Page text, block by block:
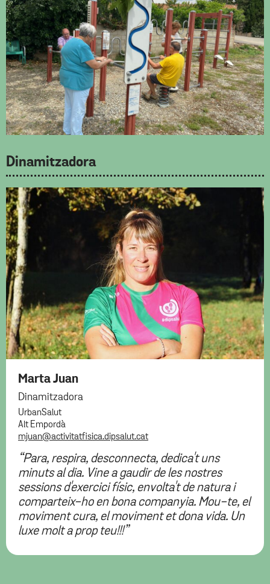
Dinamitzadora
Marta Juan
Dinamitzadora
UrbanSalut
Alt Empordà
mjuan@activitatfisica.dipsalut.cat
“Para, respira, desconnecta, dedica't uns
minuts al dia. Vine a gaudir de les nostres
sessions d'exercici físic, envolta't de natura i
comparteix-ho en bona companyia. Mou-te, el
moviment cura, el moviment et dona vida. Un
luxe molt a prop teu!!!”